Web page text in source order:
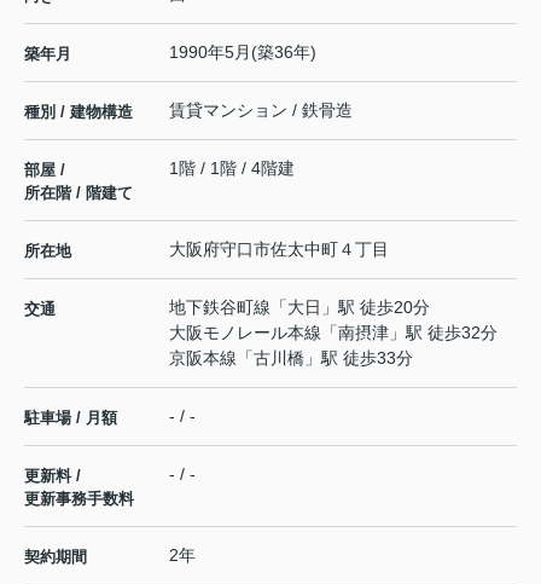
築年月 1990年5月(築36年)
種別 / 建物構造 賃貸マンション / 鉄骨造
部屋 /
所在階 / 階建て
1階 / 1階 / 4階建
所在地 大阪府守口市佐太中町４丁目
交通 地下鉄谷町線 「大日 」駅 徒歩20分
大阪モノレール本線 「南摂津 」駅 徒歩32分
京阪本線 「古川橋 」駅 徒歩33分
駐車場 / 月額 - / -
更新料 /
更新事務手数料
- / -
契約期間 2年